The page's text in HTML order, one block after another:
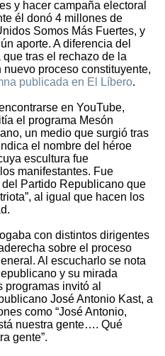
y hacer campaña electoral
él donó 4 millones de
Somos Más Fuertes, y
aporte. A diferencia del
tras el rechazo de la
proceso constituyente,
publicada en El Líbero.
en YouTube,
el programa Mesón
un medio que surgió tras
el nombre del héroe
escultura fue
manifestantes. Fue
Partido Republicano que
al igual que hacen los
con distintos dirigentes
sobre el proceso
Al escucharlo se nota
y su mirada
invitó al
José Antonio Kast, a
como “José Antonio,
nuestra gente…. Qué
gente”.